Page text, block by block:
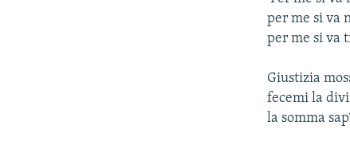
per me si va
per me si va
Giustizia
fecemi la
la somma